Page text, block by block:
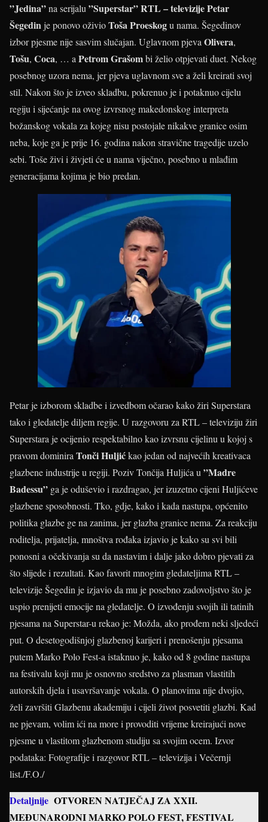
”Jedina”na serijalu ”Superstar” RTL – televizijePetar
Šegedinje ponovo oživioToša Proeskogu nama. Šegedinov
izbor pjesme nije sasvim slučajan. Uglavnom pjeva Olivera,
Tošu, Coca, … a Petrom Grašombi želio otpjevati duet. Nekog
posebnog uzora nema, jer pjeva uglavnom sve a želi kreirati svoj
stil. Nakon što je izveo skladbu, pokrenuo je i potaknuo cijelu
regiju i sijećanje na ovog izvrsnog makedonskog interpreta
božanskog vokala za kojeg nisu postojale nikakve granice osim
neba, koje ga je prije 16. godina nakon stravične tragedije uzelo
sebi. Toše živi i živjeti će u nama viječno, posebno u mlađim
generacijama kojima je bio predan.
Petar je izborom skladbe i izvedbom očarao kako žiri Superstara
tako i gledatelje diljem regije. U razgovoru za RTL – televiziju žiri
Superstara je ocijenio respektabilno kao izvrsnu cijelinu u kojoj s
pravom dominira Tonči Huljićkao jedan od najvećih kreativaca
glazbene industrije u regiji. Poziv Tončija Huljića u ”Madre
Badessu” ga je oduševio i razdragao, jer izuzetno cijeni Huljićeve
glazbene sposobnosti. Tko, gdje, kako i kada nastupa, općenito
politika glazbe ge na zanima, jer glazba granice nema. Za reakciju
roditelja, prijatelja, mnoštva rođaka izjavio je kako su svi bili
ponosni a očekivanja su da nastavim i dalje jako dobro pjevati za
što slijede i rezultati. Kao favorit mnogim gledateljima RTL –
televizije Šegedin je izjavio da mu je posebno zadovoljstvo što je
uspio prenijeti emocije na gledatelje. O izvođenju svojih ili tatinih
pjesama na Superstar-u rekao je: Možda, ako prođem neki sljedeći
put. O desetogodišnjoj glazbenoj karijeri i prenošenju pjesama
putem Marko Polo Fest-a istaknuo je, kako od 8 godine nastupa
na festivalu koji mu je osnovno sredstvo za plasman vlastitih
autorskih djela i usavršavanje vokala. O planovima nije dvojio,
želi završiti Glazbenu akademiju i cijeli život posvetiti glazbi. Kad
ne pjevam, volim ići na more i provoditi vrijeme kreirajući nove
pjesme u vlastitom glazbenom studiju sa svojim ocem. Izvor
podataka: Fotografije i razgovor RTL – televizija i Večernji
list./F.O./
Detaljnije OTVOREN NATJEČAJ ZA XXII.
MEĐUNARODNI MARKO POLO FEST, FESTIVAL